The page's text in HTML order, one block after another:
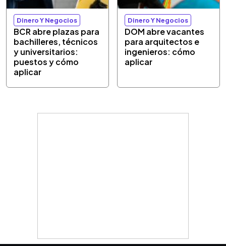
Dinero Y Negocios
BCR abre plazas para
bachilleres, técnicos
y universitarios:
puestos y cómo
aplicar
Dinero Y Negocios
DOM abre vacantes
para arquitectos e
ingenieros: cómo
aplicar